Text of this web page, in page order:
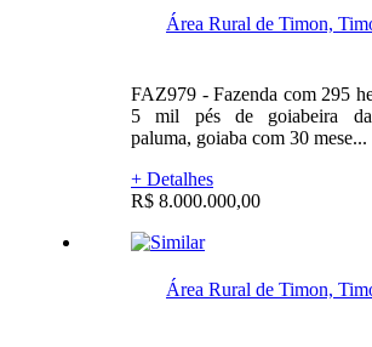
Área Rural de Timon,
FAZ979 - Fazenda com 295
5 mil pés de goiabeira da
paluma, goiaba com 30 mese...
+ Detalhes
R$ 8.000.000,00
Área Rural de Timon,